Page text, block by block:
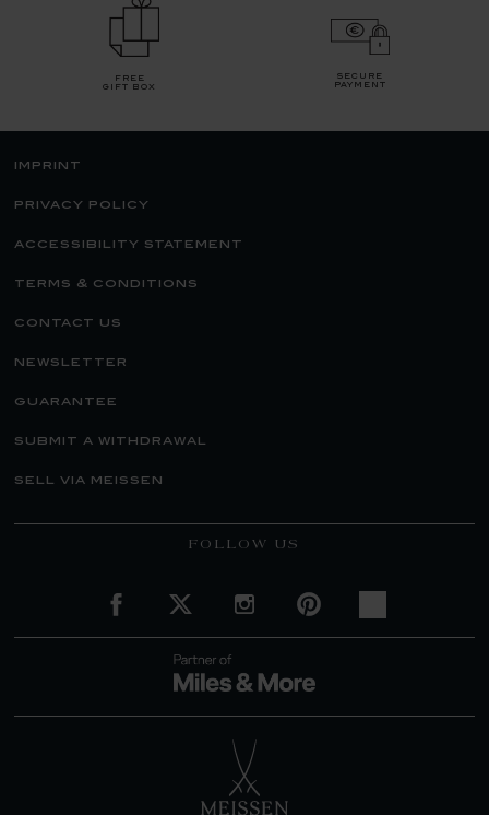
free
gift box
secure
payment
imprint
privacy policy
accessibility statement
terms & conditions
contact us
newsletter
guarantee
submit a withdrawal
sell via meissen
FOLLOW US